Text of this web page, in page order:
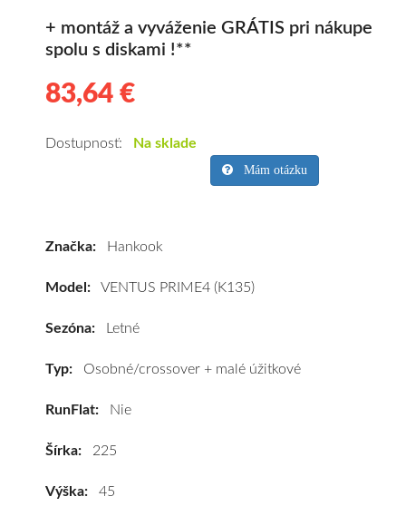
+ montáž a vyváženie GRÁTIS pri nákupe
spolu s diskami !**
83,64 €
pneumatiky
VENTUS
225/45
91Y*
Dostupnosť: Na sklade
Mám otázku
Značka: Hankook
Model: VENTUS PRIME4 (K135)
Sezóna: Letné
Typ: Osobné/crossover + malé úžitkové
RunFlat: Nie
Šírka: 225
Výška: 45